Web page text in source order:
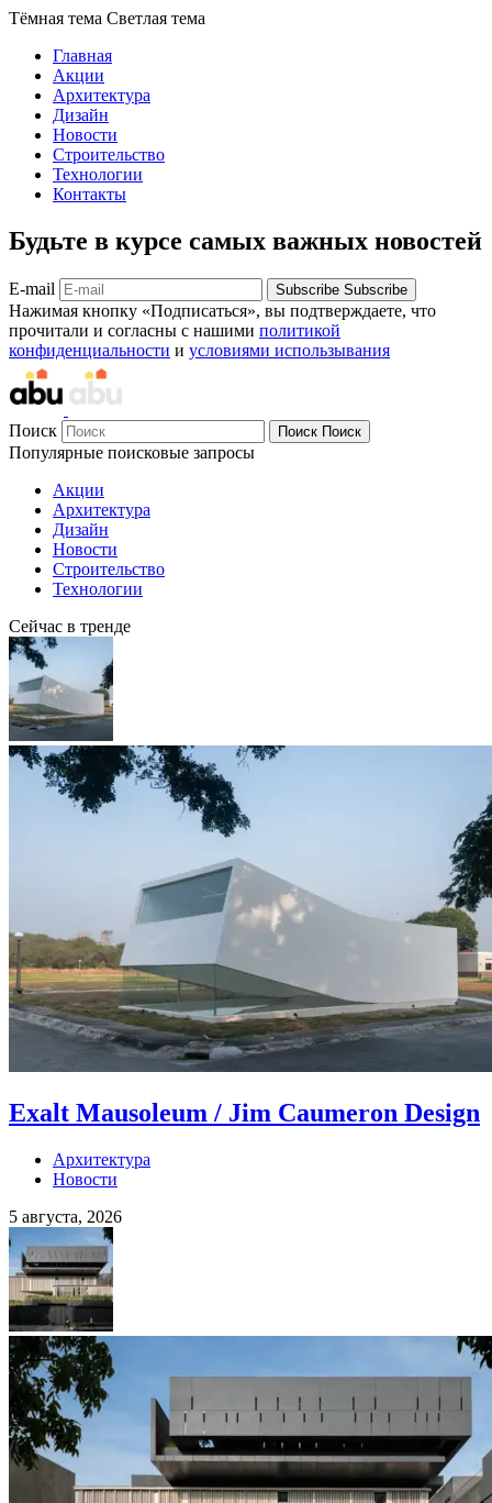
Тёмная тема Светлая тема
Главная
Акции
Архитектура
Дизайн
Новости
Строительство
Технологии
Контакты
Будьте в курсе самых важных новостей
E-mail Subscribe Subscribe
Нажимая кнопку «Подписаться», вы подтверждаете, что
прочитали и согласны с нашими политикой
конфиденциальности и условиями использывания
Поиск Поиск Поиск
Популярные поисковые запросы
Акции
Архитектура
Дизайн
Новости
Строительство
Технологии
Сейчас в тренде
Exalt Mausoleum / Jim Caumeron Design
Архитектура
Новости
5 августа, 2026